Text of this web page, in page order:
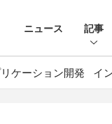
ニュース 記事
ケーション開発 イ